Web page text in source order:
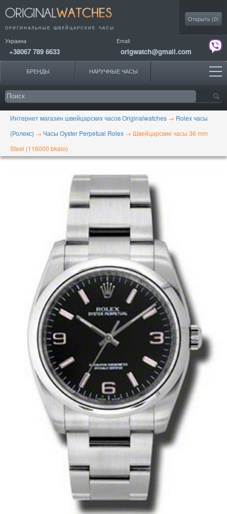
ОРИГИНАЛЬНЫЕ ШВЕЙЦАРСКИЕ ЧАСЫ
Украина
+38067 789 6633
Email
origwatch@gmail.com
Открыть (0)
БРЕНДЫ НАРУЧНЫЕ ЧАСЫ
Интернет магазин швейцарских часов Originalwatches → Rolex часы
(Ролекс) → Часы Oyster Perpetual Rolex → Швейцарские часы 36 mm
Steel (116000 bkaio)